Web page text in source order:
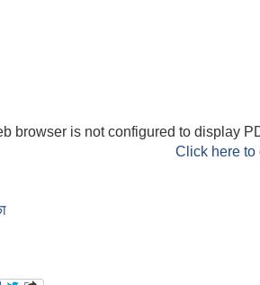
browser is not configured to display
Click here